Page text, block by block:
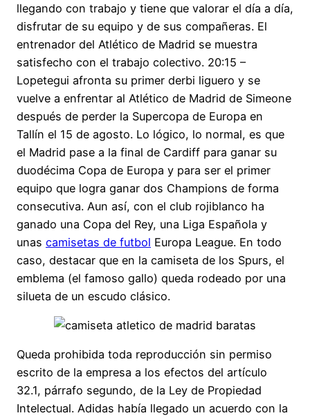
llegando con trabajo y tiene que valorar el día a día,
disfrutar de su equipo y de sus compañeras. El
entrenador del Atlético de Madrid se muestra
satisfecho con el trabajo colectivo. 20:15 –
Lopetegui afronta su primer derbi liguero y se
vuelve a enfrentar al Atlético de Madrid de Simeone
después de perder la Supercopa de Europa en
Tallín el 15 de agosto. Lo lógico, lo normal, es que
el Madrid pase a la final de Cardiff para ganar su
duodécima Copa de Europa y para ser el primer
equipo que logra ganar dos Champions de forma
consecutiva. Aun así, con el club rojiblanco ha
ganado una Copa del Rey, una Liga Española y
unas camisetas de futbol Europa League. En todo
caso, destacar que en la camiseta de los Spurs, el
emblema (el famoso gallo) queda rodeado por una
silueta de un escudo clásico.
Queda prohibida toda reproducción sin permiso
escrito de la empresa a los efectos del artículo
32.1, párrafo segundo, de la Ley de Propiedad
Intelectual. Adidas había llegado un acuerdo con la